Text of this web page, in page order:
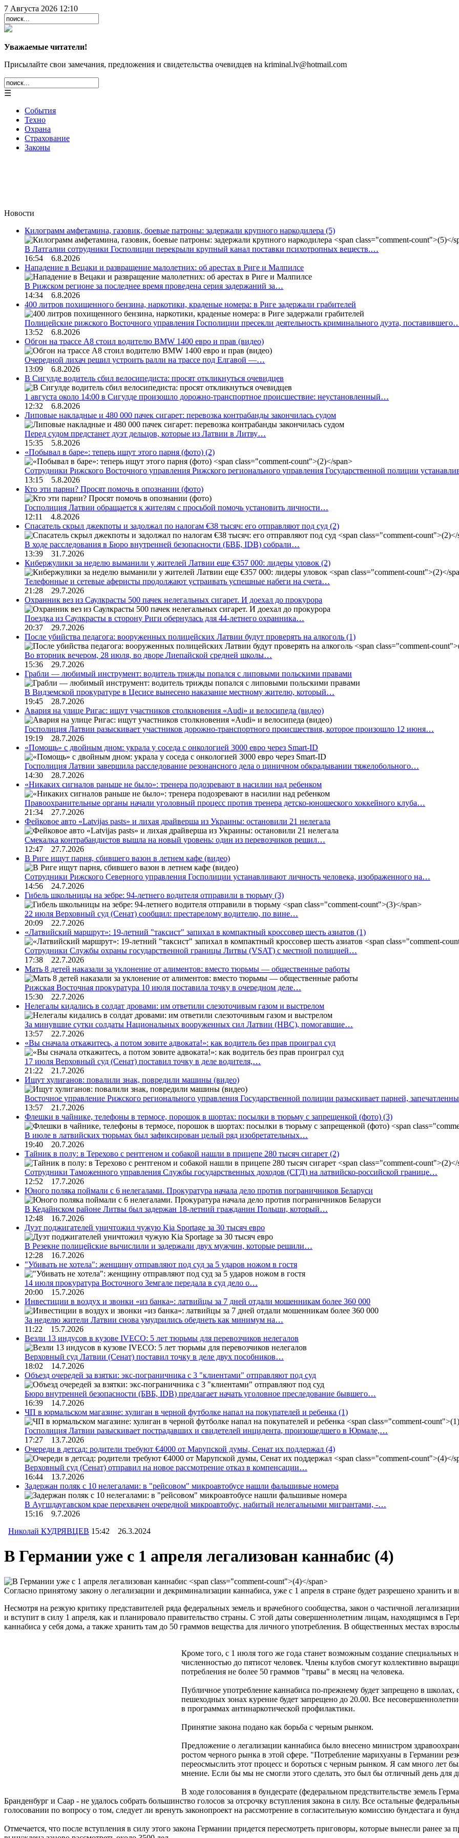
7 Августа 2026 12:10
Уважаемые читатели!
Присылайте свои замечания, предложения и свидетельства очевидцев на kriminal.lv@hotmail.com
☰
События
Техно
Охрана
Страхование
Законы
Новости
Килограмм амфетамина, газовик, боевые патроны: задержали крупного наркодилера (5)
В Латгалии сотрудники Госполиции перекрыли крупный канал поставки психотропных веществ.…
16:54 6.8.2026
Нападение в Вецаки и развращение малолетних: об арестах в Риге и Малпилсе
В Рижском регионе за последнее время проведена серия задержаний за…
14:34 6.8.2026
400 литров похищенного бензина, наркотики, краденые номера: в Риге задержали грабителей
Полицейские рижского Восточного управления Госполиции пресекли деятельность криминального дуэта,
13:52 6.8.2026
Обгон на трассе А8 стоил водителю BMW 1400 евро и прав (видео)
Очередной лихач решил устроить ралли на трассе под Елгавой —…
13:09 6.8.2026
В Сигулде водитель сбил велосипедиста: просят откликнуться очевидцев
1 августа около 14:00 в Сигулде произошло дорожно-транспортное происшествие: неустановленный…
12:32 6.8.2026
Липовые накладные и 480 000 пачек сигарет: перевозка контрабанды закончилась судом
Перед судом предстанет дуэт дельцов, которые из Латвии в Литву…
15:35 5.8.2026
«Побывал в баре»: теперь ищут этого парня (фото) (2)
Сотрудники Рижского Восточного управления Рижского регионального управления Государственной полиции
13:15 5.8.2026
Кто эти парни? Просят помочь в опознании (фото)
Госполиция Латвии обращается к жителям с просьбой помочь установить личности…
12:11 4.8.2026
Спасатель скрыл джекпоты и задолжал по налогам €38 тысяч: его отправляют под суд (2)
В ходе расследования в Бюро внутренней безопасности (БВБ, IDB) собрали…
13:39 31.7.2026
Кибержулики за неделю выманили у жителей Латвии еще €357 000: лидеры уловок (2)
Телефонные и сетевые аферисты продолжают устраивать успешные набеги на счета…
21:28 29.7.2026
Охранник вез из Саулкрасты 500 пачек нелегальных сигарет. И доехал до прокурора
Поездка из Саулкрасты в сторону Риги обернулась для 44-летнего охранника…
20:37 29.7.2026
После убийства педагога: вооруженных полицейских Латвии будут проверять на алкоголь (1)
Во вторник вечером, 28 июля, во дворе Лиепайской средней школы…
15:36 29.7.2026
Грабли — любимый инструмент: водитель трижды попался с липовыми польскими правами
В Видземской прокуратуре в Цесисе вынесено наказание местному жителю, который…
19:45 28.7.2026
Авария на улице Ригас: ищут участников столкновения «Audi» и велосипеда (видео)
Госполиция Латвии разыскивает участников дорожно-транспортного происшествия, которое произошло 12 июня…
19:19 28.7.2026
«Помощь» с двойным дном: украла у соседа с онкологией 3000 евро через Smart-ID
Госполиция Латвии завершила расследование резонансного дела о циничном обкрадывании тяжелобольного…
14:30 28.7.2026
«Никаких сигналов раньше не было»: тренера подозревают в насилии над ребенком
Правоохранительные органы начали уголовный процесс против тренера детско-юношеского хоккейного клуба…
21:34 27.7.2026
Фейковое авто «Latvijas pasts» и лихая драйверша из Украины: остановили 21 нелегала
Смекалка контрабандистов вышла на новый уровень: один из перевозчиков решил…
12:47 27.7.2026
В Риге ищут парня, сбившего вазон в летнем кафе (видео)
Сотрудники Рижского Северного управления Госполиции устанавливают личность человека, изображенного на…
14:56 24.7.2026
Гибель школьницы на зебре: 94-летнего водителя отправили в тюрьму (3)
22 июля Верховный суд (Сенат) сообщил: престарелому водителю, по вине…
20:09 22.7.2026
«Латвийский маршрут»: 19-летний "таксист" запихал в компактный кроссовер шесть азиатов (1)
Сотрудники Службы охраны государственной границы Литвы (VSAT) с местной полицией…
17:38 22.7.2026
Мать 8 детей наказали за уклонение от алиментов: вместо тюрьмы — общественные работы
Рижская Восточная прокуратура 10 июля поставила точку в очередном деле…
15:30 22.7.2026
Нелегалы кидались в солдат дровами: им ответили слезоточивым газом и выстрелом
За минувшие сутки солдаты Национальных вооруженных сил Латвии (НВС), помогавшие…
13:57 22.7.2026
«Вы сначала откажитесь, а потом зовите адвоката!»: как водитель без прав проиграл суд
17 июля Верховный суд (Сенат) поставил точку в деле водителя,…
21:22 21.7.2026
Ищут хулиганов: повалили знак, повредили машины (видео)
Восточное управление Рижского регионального управления Государственной полиции разыскивает парней,
13:57 21.7.2026
Флешки в чайнике, телефоны в термосе, порошок в шортах: посылки в тюрьму с запрещенкой (фото) (3)
В июле в латвийских тюрьмах был зафиксирован целый ряд изобретательных…
19:40 20.7.2026
Тайник в полу: в Терехово с рентгеном и собакой нашли в прицепе 280 тысяч сигарет (2)
Сотрудники Таможенного управления Службы государственных доходов (СГД) на латвийско-российской границе…
12:52 17.7.2026
Юного поляка поймали с 6 нелегалами. Прокуратура начала дело против пограничников Беларуси
В Кедайнском районе Литвы был задержан 18-летний гражданин Польши, который…
12:48 16.7.2026
Дуэт поджигателей уничтожил чужую Kia Sportage за 30 тысяч евро
В Резекне полицейские вычислили и задержали двух мужчин, которые решили…
12:28 16.7.2026
"Убивать не хотела": женщину отправляют под суд за 5 ударов ножом в гостя
14 июля прокуратура Восточного Земгале передала в суд дело о…
20:00 15.7.2026
Инвестиции в воздух и звонки «из банка»: латвийцы за 7 дней отдали мошенникам более 360 000
За неделю жители Латвии снова умудрились обеднеть как минимум на…
11:22 15.7.2026
Везли 13 индусов в кузове IVECO: 5 лет тюрьмы для перевозчиков нелегалов
Верховный суд Латвии (Сенат) поставил точку в деле двух пособников…
18:02 14.7.2026
Объезд очередей за взятки: экс-пограничника с 3 "клиентами" отправляют под суд
Бюро внутренней безопасности (БВБ, IDB) предлагает начать уголовное преследование бывшего…
16:39 14.7.2026
ЧП в юрмальском магазине: хулиган в черной футболке напал на покупателей и ребенка (1)
Госполиция Латвии разыскивает пострадавших и свидетелей инцидента, произошедшего в Юрмале,…
17:27 13.7.2026
Очереди в детсад: родители требуют €4000 от Марупской думы, Сенат их поддержал (4)
Верховный суд (Сенат) отправил на новое рассмотрение отказ в компенсации…
16:44 13.7.2026
Задержан поляк с 10 нелегалами: в "рейсовом" микроавтобусе нашли фальшивые номера
В Аугшдаугавском крае перехвачен очередной микроавтобус, набитый нелегальными мигрантами, -…
15:16 9.7.2026
Николай КУДРЯВЦЕВ 15:42 26.3.2024
В Германии уже с 1 апреля легализован каннабис (4)
Согласно принятому закону о легализации и декриминализации каннабиса, уже с 1 апреля в стране будет разрешено хранить и
Несмотря на резкую критику представителей ряда федеральных земель и врачебного сообщества, закон о частичной
и вступит в силу 1 апреля, как и планировало правительство страны. С этой даты совершеннолетним лицам, находящимся в
каннабиса у себя дома, а также хранить там до 50 граммов вещества для личного употребления. В общественных местах
Кроме того, с 1 июля того же года станет возможным создание специальных
численностью до пятисот человек. Члены клубов смогут коллективно
потребления не более 50 граммов "травы" в месяц на человека.
Публичное употребление каннабиса по-прежнему будет запрещено в
пешеходных зонах курение будет запрещено до 20.00. Все
в программах антинаркотической профилактики.
Принятие закона подано как борьба с черным рынком.
Предложение о легализации каннабиса было внесено министром
ростом черного рынка в этой сфере. "Потребление марихуаны в Германии
переосмыслить этот процесс и бороться с черным рынком. Я сам много лет
мнение. Если бы мы не смогли этого сделать, это был бы отличный день для
В ходе голосования в бундесрате (федеральном предствительстве земель
Бранденбург и Саар - не удалось собрать большинство голосов за отсрочку вступления закона в силу. Все остальные
голосовании по вопросу о том, следует ли вренуть законопроект на рассмотрение в согласительную комиссию бундестага и
Отмечается, что после вступления в силу этого закона Германии придется пересмотреть приговоры, которые вынесли ранее